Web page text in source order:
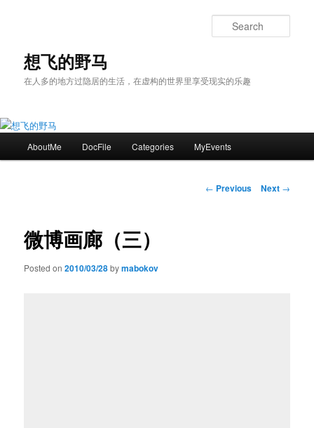
content想飞的野马
在人多的地方过隐居的生活，在虚构的世界里享受现实的乐趣
AboutMe DocFile Categories MyEvents
Post
← Previous Next →
微博画廊（三）
Posted on2010/03/28bymabokov